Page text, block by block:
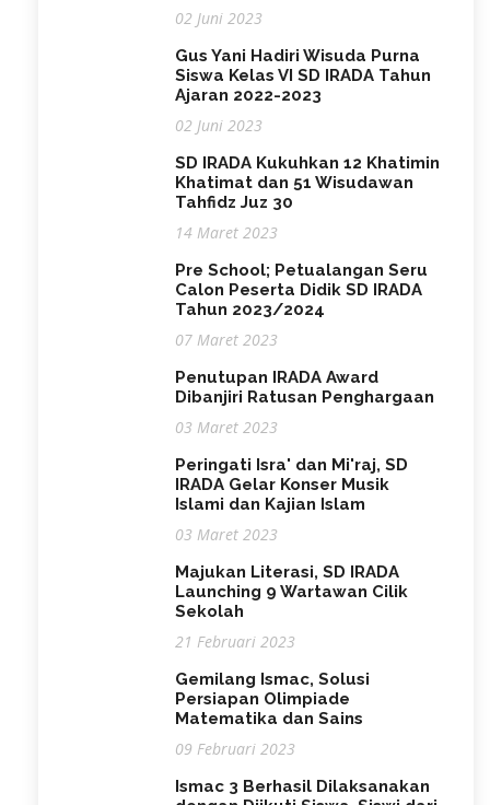
02 Juni 2023
Gus Yani Hadiri Wisuda Purna
Siswa Kelas VI SD IRADA Tahun
Ajaran 2022-2023
02 Juni 2023
SD IRADA Kukuhkan 12 Khatimin
Khatimat dan 51 Wisudawan
Tahfidz Juz 30
14 Maret 2023
Pre School; Petualangan Seru
Calon Peserta Didik SD IRADA
Tahun 2023/2024
07 Maret 2023
Penutupan IRADA Award
Dibanjiri Ratusan Penghargaan
03 Maret 2023
Peringati Isra' dan Mi'raj, SD
IRADA Gelar Konser Musik
Islami dan Kajian Islam
03 Maret 2023
Majukan Literasi, SD IRADA
Launching 9 Wartawan Cilik
Sekolah
21 Februari 2023
Gemilang Ismac, Solusi
Persiapan Olimpiade
Matematika dan Sains
09 Februari 2023
Ismac 3 Berhasil Dilaksanakan